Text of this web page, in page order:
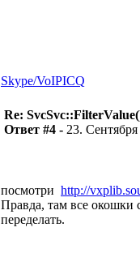
Skype/VoIPICQ
Re:
Ответ #4 - 23.
посмотри http://
Правда, там все окошки
переделать.